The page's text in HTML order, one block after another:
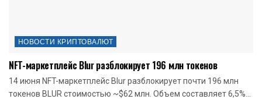
НОВОСТИ КРИПТОВАЛЮТ
NFT-маркетплейс Blur разблокирует 196 млн токенов
14 июня NFT-маркетплейс Blur разблокирует почти 196 млн
токенов BLUR стоимостью ~$62 млн. Объем составляет 6,5%...